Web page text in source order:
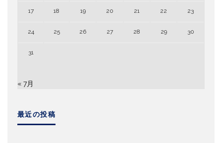
17 18 19 20 21 22 23
24 25 26 27 28 29 30
31
« 7月
最近の投稿